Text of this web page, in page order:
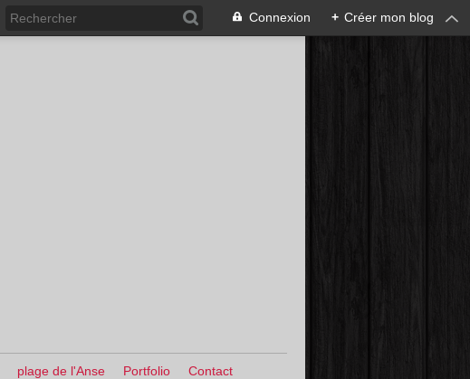
Connexion + Créer mon blog
plage de l'Anse Portfolio Contact